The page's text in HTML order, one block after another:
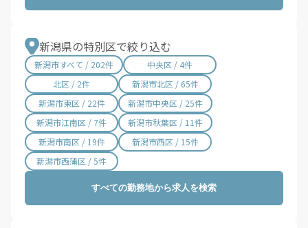
新潟県の特別区で絞り込む
新潟市すべて / 202件
中央区 / 4件
北区 / 2件
新潟市北区 / 65件
新潟市東区 / 22件
新潟市中央区 / 25件
新潟市江南区 / 7件
新潟市秋葉区 / 11件
新潟市南区 / 19件
新潟市西区 / 15件
新潟市西蒲区 / 5件
すべての勤務地から求人を検索